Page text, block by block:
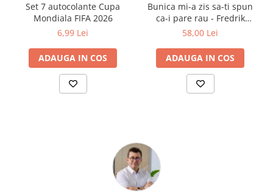
Set 7 autocolante Cupa
Mondiala FIFA 2026
6,99 Lei
ADAUGA IN COS
Bunica mi-a zis sa-ti spun
ca-i pare rau - Fredrik
Backman
58,00 Lei
ADAUGA IN COS